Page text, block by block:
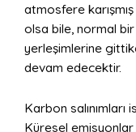
atmosfere
olsa bile, normal bir
yerleşimlerine
devam edecektir.
Karbon salınımları
Küresel emisyonlar